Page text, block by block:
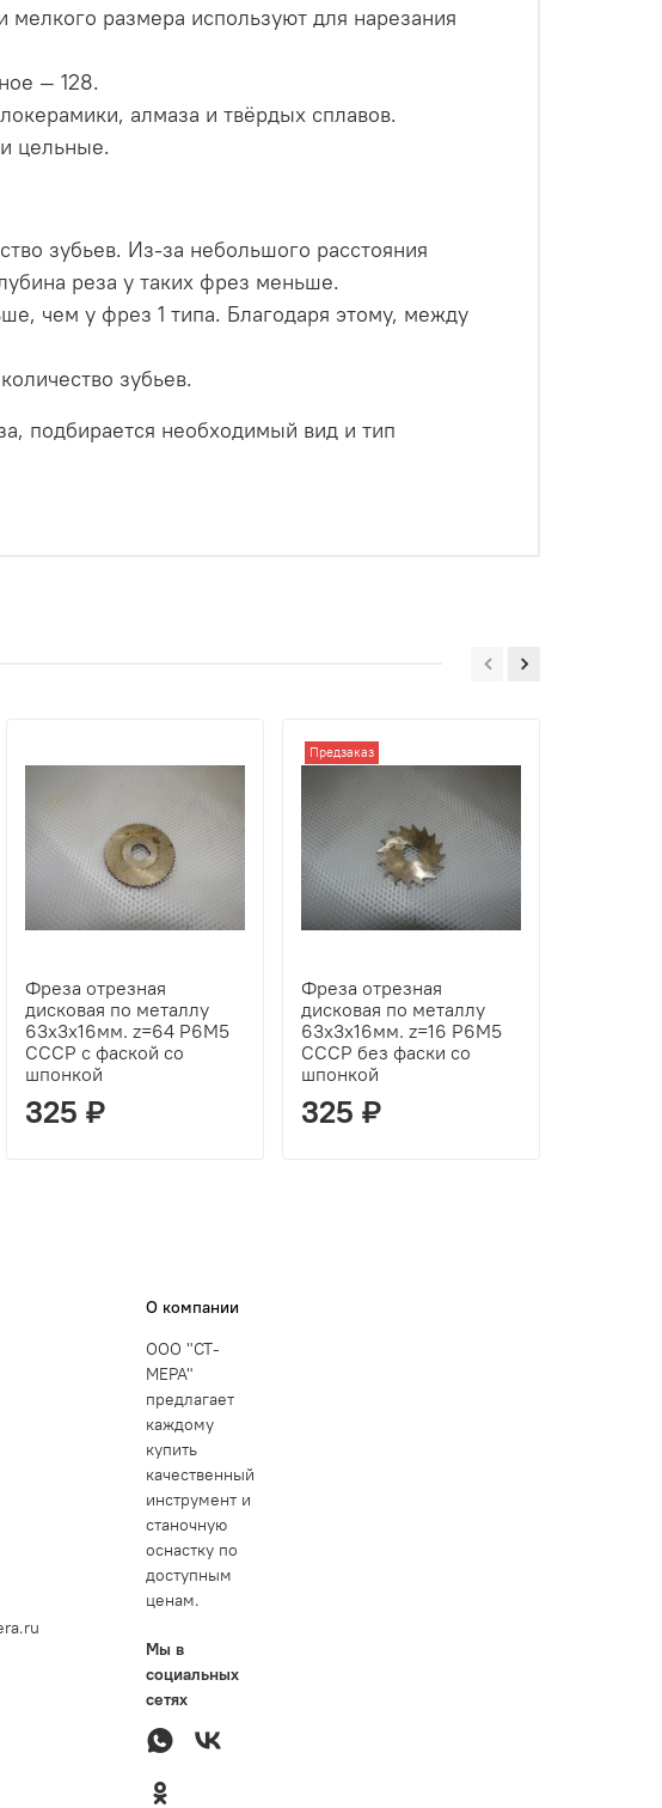
размера используют для нарезания
— 128.
алмаза и твёрдых сплавов.
цельные.
зубьев. Из-за небольшого расстояния
реза у таких фрез меньше.
чем у фрез 1 типа. Благодаря этому, между
зубьев.
подбирается необходимый вид и тип
Фреза отрезная
дисковая по металлу
63х3х16мм. z=64 Р6М5
СССР с фаской со
шпонкой
325 ₽
Предзаказ
Фреза отрезная
дисковая по металлу
63х3х16мм. z=16 Р6М5
СССР без фаски со
шпонкой
325 ₽
О компании
ООО "СТ-
МЕРА"
предлагает
каждому
купить
качественный
инструмент и
станочную
оснастку по
доступным
ценам.
Мы в
социальных
сетях